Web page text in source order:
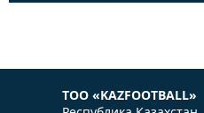
ТОО «KAZFOOTBALL»